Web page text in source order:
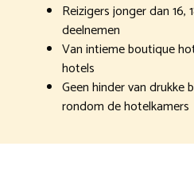
Reizigers jonger dan 16,
deelnemen
Van intieme boutique
hotels
Geen hinder van drukke
rondom de hotelkamers